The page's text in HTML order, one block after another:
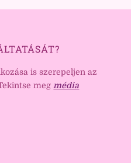
is szerepeljen az
meg média